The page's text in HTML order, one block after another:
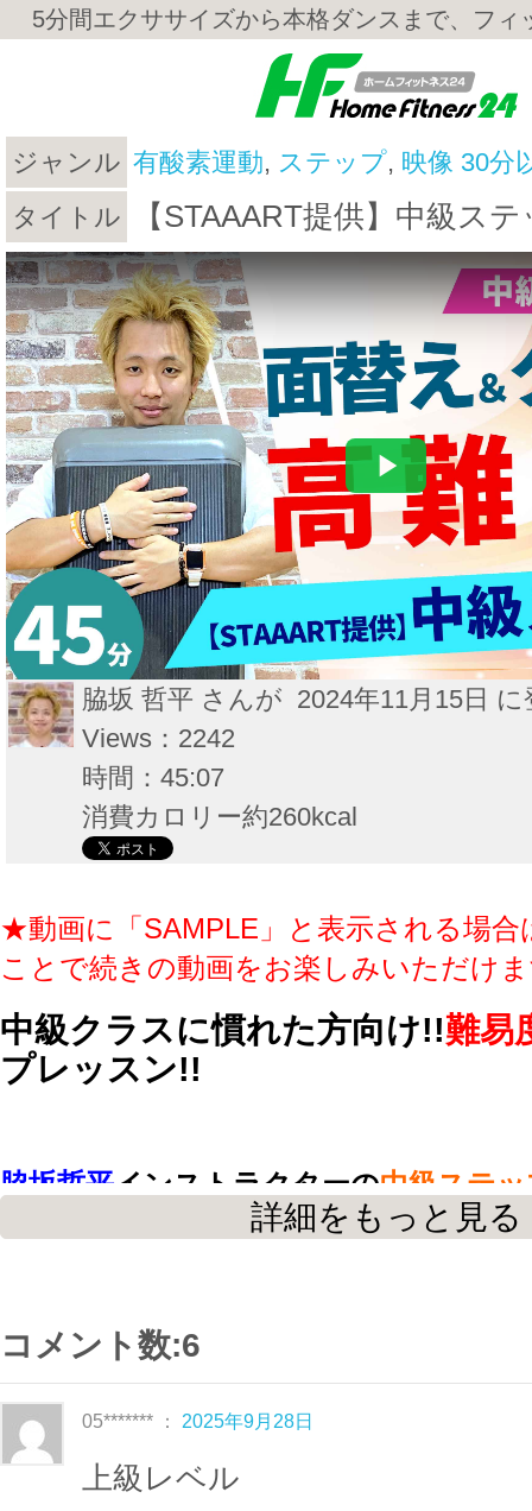
5分間エクササイズから本格ダンスまで、フィ
ジャンル 有酸素運動, ステップ, 映像 30分
タイトル
【STAAART提供】中級ス
脇坂 哲平 さんが 2024年11月15日 に
Views：2242
時間：45:07
消費カロリー約260kcal
★動画に「SAMPLE」と表示される場合
ことで続きの動画をお楽しみいただけ
中級クラスに慣れた方向け!!難易
プレッスン!!
脇坂哲平 インストラクターの中級ステ
面替え・ターン・リズムチェンジ・足
のコリオなので
中級クラスに慣れてきた方や、中級か
アップしたい方に
おススメのレッスンです。
詳細をもっと見る
コメント数:6
05******* ： 2025年9月28日
上級レベル